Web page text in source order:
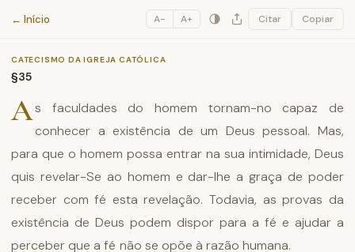
Catecismo da Igreja Católica
← Início A− A+ Citar Copiar
CATECISMO DA IGREJA CATÓLICA
§35
As faculdades do homem tornam-no capaz de
conhecer a existência de um Deus pessoal. Mas,
para que o homem possa entrar na sua intimidade, Deus
quis revelar-Se ao homem e dar-lhe a graça de poder
receber com fé esta revelação. Todavia, as provas da
existência de Deus podem dispor para a fé e ajudar a
perceber que a fé não se opõe à razão humana.